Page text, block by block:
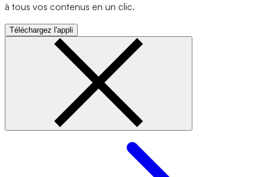
à tous vos contenus en un clic.
Téléchargez l'appli